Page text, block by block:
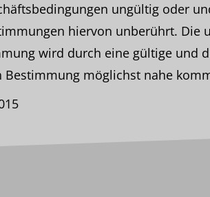
ungültig oder
hiervon unberührt. Die
wird durch eine gültige und
Bestimmung möglichst nahe